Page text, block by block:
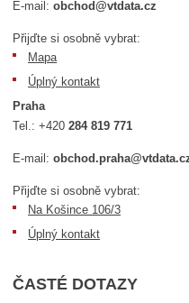
E-mail:obchod@vtdata.cz
Přijďte si osobně vybrat:
Mapa
Úplný kontakt
Praha
Tel.:+420284 819 771
E-mail:
Přijďte si osobně vybrat:
Na Košince 106/3
Úplný kontakt
ČASTÉ DOTAZY